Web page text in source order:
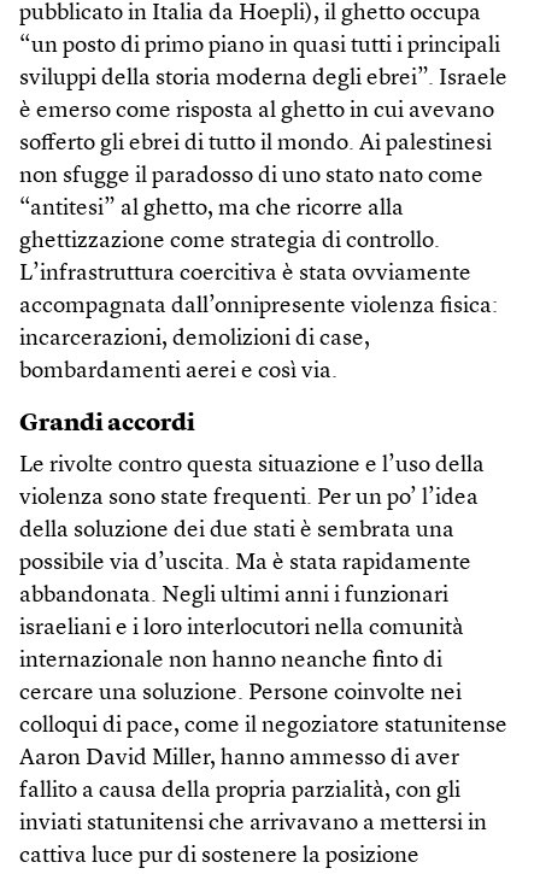
pubblicato in Italia da Hoepli), il ghetto occupa
“un posto di primo piano in quasi tutti i principali
sviluppi della storia moderna degli ebrei”. Israele
è emerso come risposta al ghetto in cui avevano
sofferto gli ebrei di tutto il mondo. Ai palestinesi
non sfugge il paradosso di uno stato nato come
“antitesi” al ghetto, ma che ricorre alla
ghettizzazione come strategia di controllo.
L’infrastruttura coercitiva è stata ovviamente
accompagnata dall’onnipresente violenza fisica:
incarcerazioni, demolizioni di case,
bombardamenti aerei e così via.
Grandi accordi
Le rivolte contro questa situazione e l’uso della
violenza sono state frequenti. Per un po’ l’idea
della soluzione dei due stati è sembrata una
possibile via d’uscita. Ma è stata rapidamente
abbandonata. Negli ultimi anni i funzionari
israeliani e i loro interlocutori nella comunità
internazionale non hanno neanche finto di
cercare una soluzione. Persone coinvolte nei
colloqui di pace, come il negoziatore statunitense
Aaron David Miller, hanno ammesso di aver
fallito a causa della propria parzialità, con gli
inviati statunitensi che arrivavano a mettersi in
cattiva luce pur di sostenere la posizione